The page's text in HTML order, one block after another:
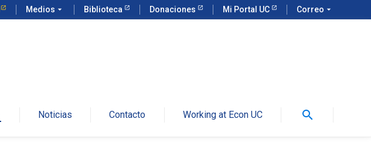
Medios arrow_drop_down Biblioteca Donaciones Mi Portal UC Correo arrow_drop_down
Noticias Contacto Working at Econ UC search